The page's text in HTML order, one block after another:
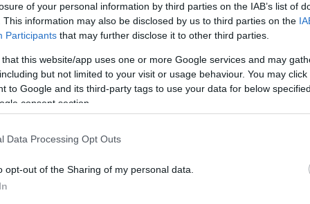
of your personal information by third parties on the IAB’s list of
This information may also be disclosed by us to third parties on the
Participants that may further disclose it to other third parties.
that this website/app uses one or more Google services and may
but not limited to your visit or usage behaviour. You may
to Google and its third-party tags to use your data for below
consent section.
Data Processing Opt Outs
opt-out of the Sharing of my personal data.
van egy chateau (francia szó, jelentése: kastély).
messziről úgy tűnik, mint egy klasszikus bor, ha
van szó.